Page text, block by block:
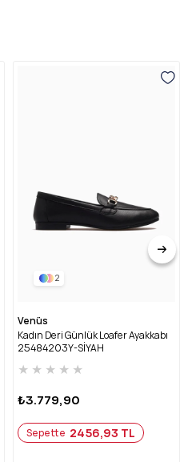
2
Venüs
Kadın Deri Günlük Loafer Ayakkabı
25484203Y-SİYAH
★ ★ ★ ★ ★
₺3.779,90
Sepette 2456,93 TL